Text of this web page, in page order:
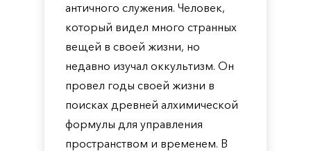
античного служения. Человек,
который видел много странных
вещей в своей жизни, но
недавно изучал оккультизм. Он
провел годы своей жизни в
поисках древней алхимической
формулы для управления
пространством и временем. В